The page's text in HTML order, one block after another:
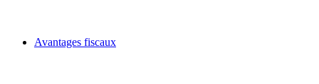
Avantages fiscaux